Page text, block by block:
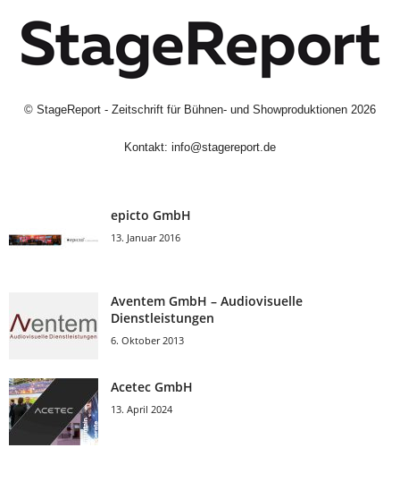
© StageReport - Zeitschrift für Bühnen- und Showproduktionen 2026
Kontakt: info@stagereport.de
epicto GmbH
13. Januar 2016
Aventem GmbH – Audiovisuelle
Dienstleistungen
6. Oktober 2013
Acetec GmbH
13. April 2024